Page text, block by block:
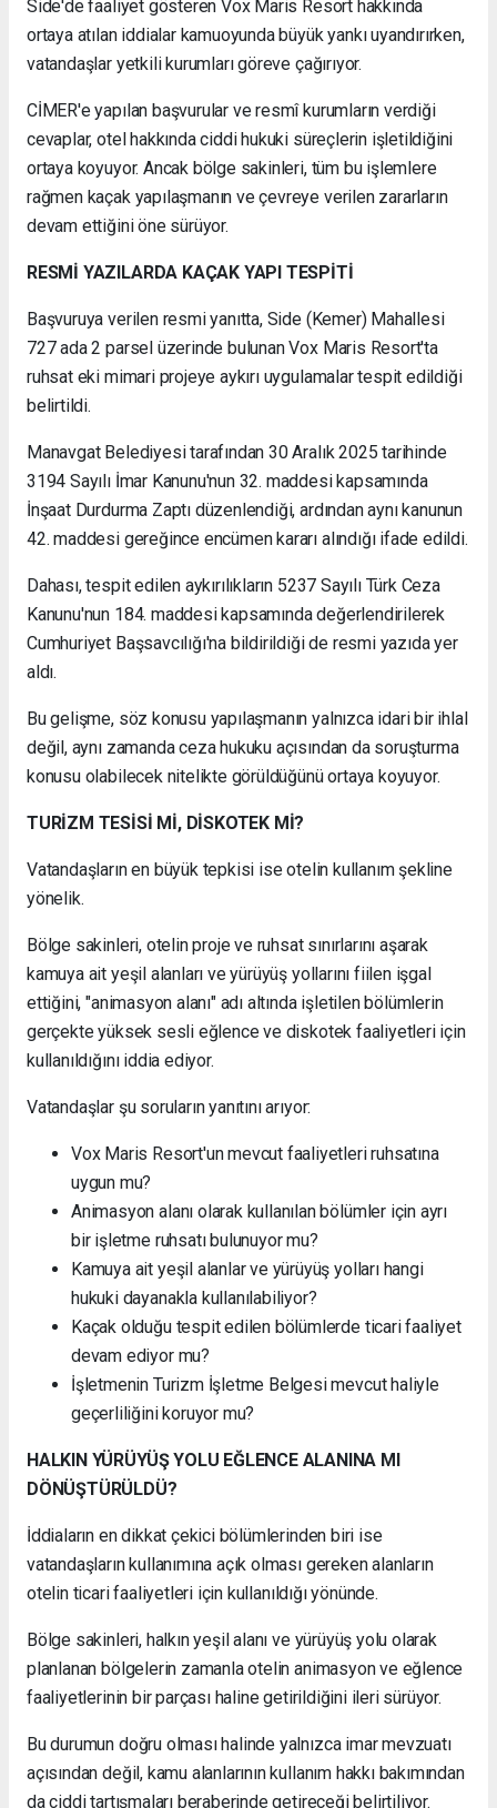
Side'de faaliyet gösteren Vox Maris Resort hakkında
ortaya atılan iddialar kamuoyunda büyük yankı uyandırırken,
vatandaşlar yetkili kurumları göreve çağırıyor.
CİMER'e yapılan başvurular ve resmî kurumların verdiği
cevaplar, otel hakkında ciddi hukuki süreçlerin işletildiğini
ortaya koyuyor. Ancak bölge sakinleri, tüm bu işlemlere
rağmen kaçak yapılaşmanın ve çevreye verilen zararların
devam ettiğini öne sürüyor.
RESMİ YAZILARDA KAÇAK YAPI TESPİTİ
Başvuruya verilen resmi yanıtta, Side (Kemer) Mahallesi
727 ada 2 parsel üzerinde bulunan Vox Maris Resort'ta
ruhsat eki mimari projeye aykırı uygulamalar tespit edildiği
belirtildi.
Manavgat Belediyesi tarafından 30 Aralık 2025 tarihinde
3194 Sayılı İmar Kanunu'nun 32. maddesi kapsamında
İnşaat Durdurma Zaptı düzenlendiği, ardından aynı kanunun
42. maddesi gereğince encümen kararı alındığı ifade edildi.
Dahası, tespit edilen aykırılıkların 5237 Sayılı Türk Ceza
Kanunu'nun 184. maddesi kapsamında değerlendirilerek
Cumhuriyet Başsavcılığı'na bildirildiği de resmi yazıda yer
aldı.
Bu gelişme, söz konusu yapılaşmanın yalnızca idari bir ihlal
değil, aynı zamanda ceza hukuku açısından da soruşturma
konusu olabilecek nitelikte görüldüğünü ortaya koyuyor.
TURİZM TESİSİ Mİ, DİSKOTEK Mİ?
Vatandaşların en büyük tepkisi ise otelin kullanım şekline
yönelik.
Bölge sakinleri, otelin proje ve ruhsat sınırlarını aşarak
kamuya ait yeşil alanları ve yürüyüş yollarını fiilen işgal
ettiğini, "animasyon alanı" adı altında işletilen bölümlerin
gerçekte yüksek sesli eğlence ve diskotek faaliyetleri için
kullanıldığını iddia ediyor.
Vatandaşlar şu soruların yanıtını arıyor:
Vox Maris Resort'un mevcut faaliyetleri ruhsatına
uygun mu?
Animasyon alanı olarak kullanılan bölümler için ayrı
bir işletme ruhsatı bulunuyor mu?
Kamuya ait yeşil alanlar ve yürüyüş yolları hangi
hukuki dayanakla kullanılabiliyor?
Kaçak olduğu tespit edilen bölümlerde ticari faaliyet
devam ediyor mu?
İşletmenin Turizm İşletme Belgesi mevcut haliyle
geçerliliğini koruyor mu?
HALKIN YÜRÜYÜŞ YOLU EĞLENCE ALANINA MI
DÖNÜŞTÜRÜLDÜ?
İddiaların en dikkat çekici bölümlerinden biri ise
vatandaşların kullanımına açık olması gereken alanların
otelin ticari faaliyetleri için kullanıldığı yönünde.
Bölge sakinleri, halkın yeşil alanı ve yürüyüş yolu olarak
planlanan bölgelerin zamanla otelin animasyon ve eğlence
faaliyetlerinin bir parçası haline getirildiğini ileri sürüyor.
Bu durumun doğru olması halinde yalnızca imar mevzuatı
açısından değil, kamu alanlarının kullanım hakkı bakımından
da ciddi tartışmaları beraberinde getireceği belirtiliyor.